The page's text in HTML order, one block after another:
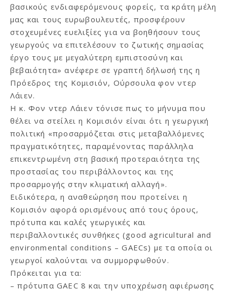
βασικούς ενδιαφερόμενους φορείς, τα κράτη μέλη
μας και τους ευρωβουλευτές, προσφέρουν
στοχευμένες ευελιξίες για να βοηθήσουν τους
γεωργούς να επιτελέσουν το ζωτικής σημασίας
έργο τους με μεγαλύτερη εμπιστοσύνη και
βεβαιότητα» ανέφερε σε γραπτή δήλωσή της η
Πρόεδρος της Κομισιόν, Ούρσουλα φον ντερ
Λάιεν.
Η κ. Φον ντερ Λάιεν τόνισε πως το μήνυμα που
θέλει να στείλει η Κομισιόν είναι ότι η γεωργική
πολιτική «προσαρμόζεται στις μεταβαλλόμενες
πραγματικότητες, παραμένοντας παράλληλα
επικεντρωμένη στη βασική προτεραιότητα της
προστασίας του περιβάλλοντος και της
προσαρμογής στην κλιματική αλλαγή».
Ειδικότερα, η αναθεώρηση που προτείνει η
Κομισιόν αφορά ορισμένους από τους όρους,
πρότυπα και καλές γεωργικές και
περιβαλλοντικές συνθήκες (good agricultural and
environmental conditions – GAECs) με τα οποία οι
γεωργοί καλούνται να συμμορφωθούν.
Πρόκειται για τα:
– πρότυπα GAEC 8 και την υποχρέωση αφιέρωσης